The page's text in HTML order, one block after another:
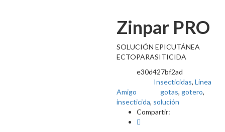
Zinpar PRO
SOLUCIÓN EPICUTÁNEA
ECTOPARASITICIDA
e30d427bf2ad
Insecticidas, Línea
Amigo
gotas, gotero,
insecticida, solución
Compartir: